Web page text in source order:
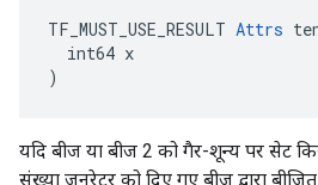
TF_MUST_USE_RESULT Attrs
  int64 x
)
यदि बीज या बीज 2 को गैर-शून्य पर सेट
संख्या जनरेटर को दिए गए बीज द्वारा